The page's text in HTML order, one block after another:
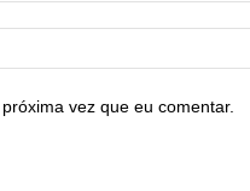
vez que eu comentar.